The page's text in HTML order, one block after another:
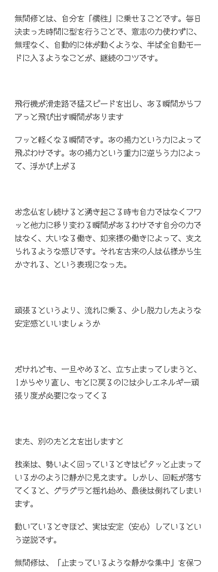
無間修とは、自分を「慣性」に乗せることです。毎日
決まった時間に型を行うことで、意志の力使わずに、
無理なく、自動的に体が動くような、半ば全自動モー
ドに入るようなことが、継続のコツです。
飛行機が滑走路で猛スピードを出し、ある瞬間からフ
アっと飛び出す瞬間があります
フッと軽くなる瞬間です。あの揚力という力によって
飛ぶわけです。あの揚力という重力に逆らう力によっ
て、浮かび上がる
お念仏をし続けると湧き起こる時も自力ではなくフワ
ッと他力に移り変わる瞬間があるわけです自分の力で
はなく、大いなる働き、如来様の働きによって、支え
られるような感じです。それを古来の人は仏様から生
かされる、という表現になった。
頑張るというより、流れに乗る、少し脱力したような
安定感といいましょうか
だけれども、一旦やめると、立ち止まってしまうと、
1からやり直し、もとに戻るのには少しエネルギー頑
張り度が必要になってくる
また、別のたとえを出しますと
独楽は、勢いよく回っているときはピタッと止まって
いるかのように静かに見えます。しかし、回転が落ち
てくると、グラグラと揺れ始め、最後は倒れてしまい
ます。
動いているときほど、実は安定（安心）しているとい
う逆説です。
無間修は、「止まっているような静かな集中」を保つ